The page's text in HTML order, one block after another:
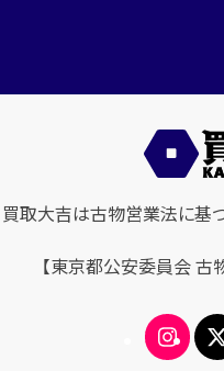
買取大吉は古物営業法に基
【東京都公安委員会